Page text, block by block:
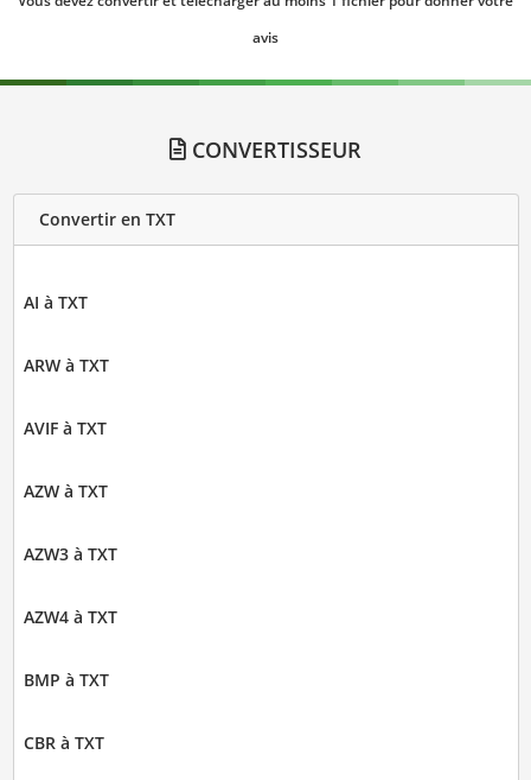
avis
CONVERTISSEUR
Convertir en TXT
AI à TXT
ARW à TXT
AVIF à TXT
AZW à TXT
AZW3 à TXT
AZW4 à TXT
BMP à TXT
CBR à TXT